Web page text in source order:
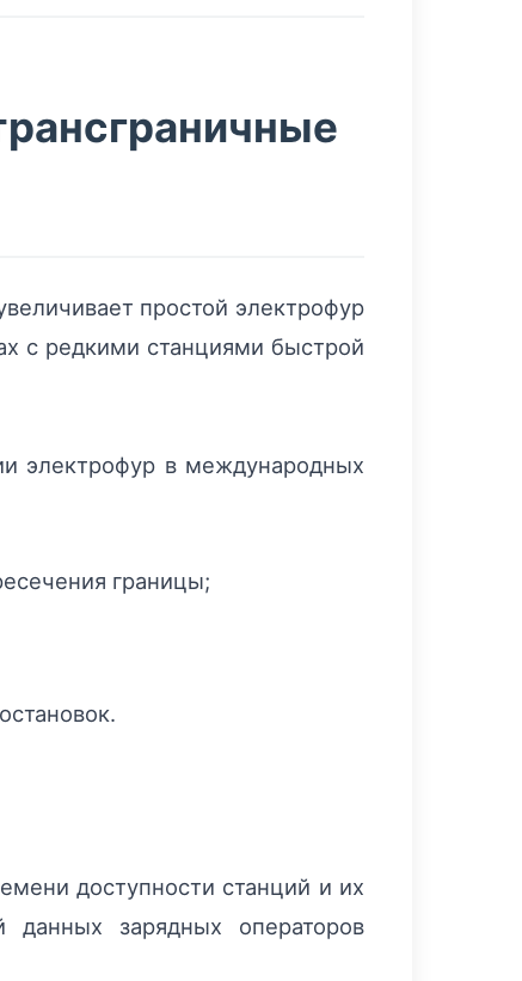
простой электрофур
с редкими станциями быстрой
электрофур в международных
границы;
доступности станций и их
данных зарядных операторов